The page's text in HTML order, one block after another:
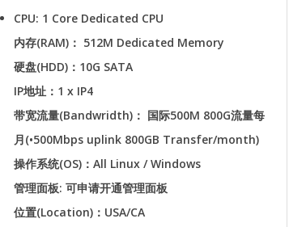
CPU: 1 Core Dedicated CPU
内存(RAM)： 512M Dedicated Memory
硬盘(HDD)：10G SATA
IP地址：1 x IP4
带宽流量(Bandwridth)： 国际500M 800G流量每
月(•500Mbps uplink 800GB Transfer/month)
操作系统(OS)：All Linux / Windows
管理面板: 可申请开通管理面板
位置(Location)：USA/CA